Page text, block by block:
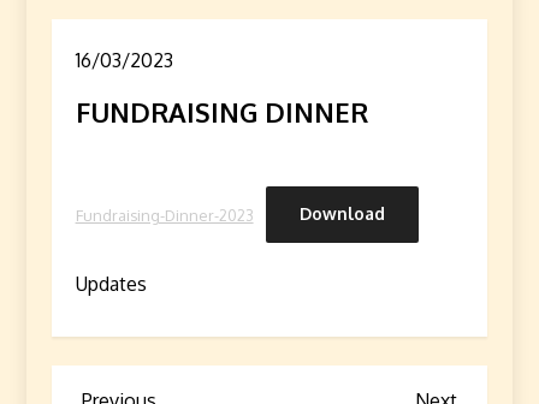
16/03/2023
FUNDRAISING DINNER
Fundraising-Dinner-2023 Download
Updates